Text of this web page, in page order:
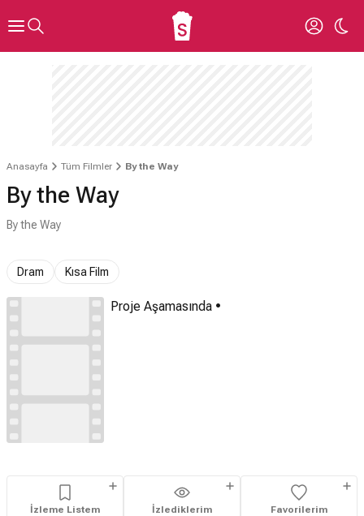
Anasayfa Tüm Filmler By the Way
By the Way
By the Way
Dram Kısa Film
Proje Aşamasında •
İzleme Listem İzlediklerim Favorilerim